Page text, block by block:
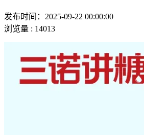
发布时间：2025-09-22 00:00:00
浏览量 : 14013